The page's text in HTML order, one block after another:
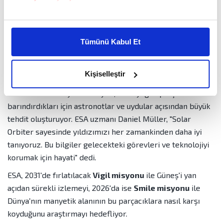
Bu çerezlere izin vermeniz halinde sizlere özel
daha iyi reklam deneyimi yaşatabiliriz. Bunu yaparken
amacımızın size daha iyi bir reklam deneyimi sunmak
elimizden gelen çabayı gösterdiğimizi ve bu noktada,
kalemimiz olduğunu sizlere hatırlatmak isteriz.
takdirde, kullanıcılara hedefli reklamlar
gösterilmeyecektir."
Sizlere daha iyi bir hizmet sunabilmek için İnternet
Sitemizde kendimize ve üçüncü kişilere ait çerezler
kullanılmaktadır. Bu çerezler vasıtasıyla çeşitli kişisel
verileriniz işlenmekte olup gerekli olan çerezler bilgi
Tümünü Kabul Et
Kişiselleştir
belirledi.
uzay havası tahminleri
açısından kritik.
barındırdıkları için astronotlar ve uydular açısından büyük
tehdit oluşturuyor. ESA uzmanı Daniel Müller, "Solar
Orbiter sayesinde yıldızımızı her zamankinden daha iyi
tanıyoruz. Bu bilgiler gelecekteki görevleri ve teknolojiyi
korumak için hayati" dedi.
ESA, 2031'de fırlatılacak Vigil misyonu ile Güneş'i yan
açıdan sürekli izlemeyi, 2026'da ise Smile misyonu ile
Dünya'nın manyetik alanının bu parçacıklara nasıl karşı
koyduğunu araştırmayı hedefliyor.